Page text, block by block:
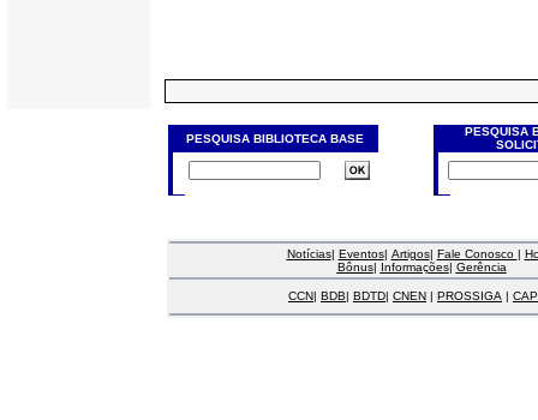
PESQUISA BIBLIOTECA BASE
PESQUISA
Notícias| Eventos| Artigos| Fale Conosco |
Bônus| Informações| Gerência
CCN| BDB| BDTD| CNEN | PROSSIGA |